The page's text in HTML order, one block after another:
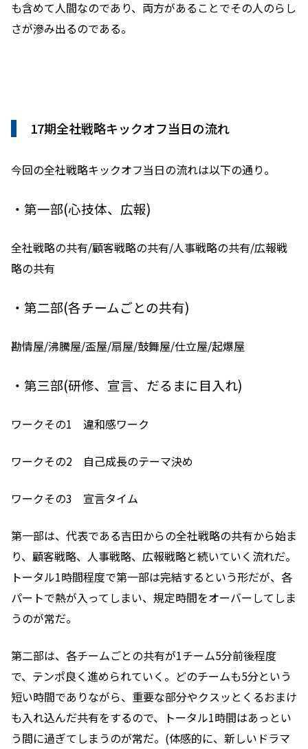
も含めて人間なのであり、両方があることでその人のらし
さが滲み出るのである。
17期全社戦略キックオフ当日の流れ
今回の全社戦略キックオフ当日の流れは以下の通り。
・第一部(心技体、広報)
全社戦略の共有/顧客戦略の共有/人事戦略の共有/広報戦
略の共有
・第二部(各チームごとの共有)
勘情屋/沸騰屋/盃屋/扇屋/鼓舞屋/仕立屋/起爆屋
・第三部(研修、宣言、だるまに目入れ)
ワークその1 違和感ワーク
ワークその2 自己成長のテーマ決め
ワークその3 宣言タイム
第一部は、代表である吉田からの全社戦略の共有から始ま
り、顧客戦略、人事戦略、広報戦略と続いていく流れだ。
トータル1時間程度で第一部は完結するという形だが、各
パートで熱が入ってしまい、規定時間をオーバーしてしま
うのが常だ。
第二部は、各チームごとの共有が1チーム5分前後程度
で、テンポ良く進められていく。どのチームも5分という
短い時間でありながら、重要な部分やクスッとくるおまけ
も入れ込んだ共有をするので、トータル1時間はあっとい
う間に過ぎてしまうのが常だ。(体感的に、新しいドラマ